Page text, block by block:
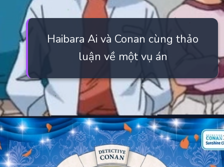
Haibara Ai và Conan cùng thảo
luận về một vụ án
Đang mở https://manhua.edu.vn/haibara-ai-bao-nhieu-tuoi